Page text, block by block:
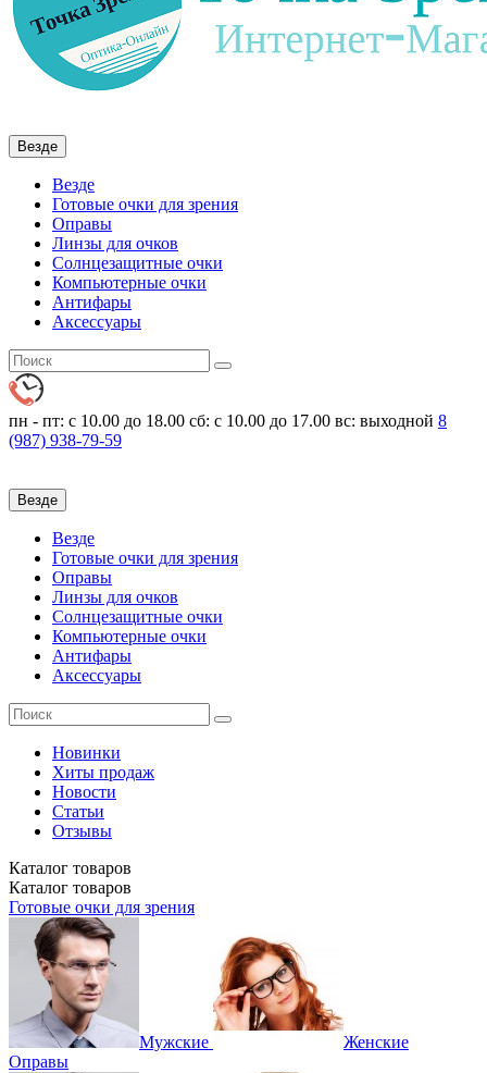
Везде
Везде
Готовые очки для зрения
Оправы
Линзы для очков
Солнцезащитные очки
Компьютерные очки
Антифары
Аксессуары
пн - пт: с 10.00 до 18.00 сб: с 10.00 до 17.00 вс: выходной 8
(987) 938-79-59
Везде
Везде
Готовые очки для зрения
Оправы
Линзы для очков
Солнцезащитные очки
Компьютерные очки
Антифары
Аксессуары
Новинки
Хиты продаж
Новости
Статьи
Отзывы
Каталог товаров
Каталог товаров
Готовые очки для зрения
Мужские
Женские
Оправы